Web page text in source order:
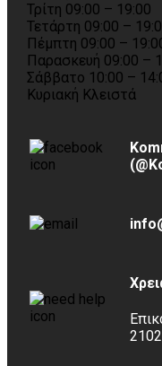
Τρίτη 09:00 – 19:00
Τετάρτη 09:00 –
Πέμπτη 09:00 –
Παρασκευή 09:00 –
Σάββατο 10:00 –
Κυριακή Κλειστά